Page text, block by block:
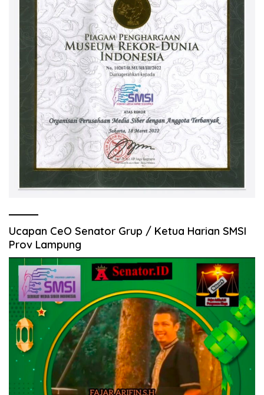
Ucapan CeO Senator Grup / Ketua Harian SMSI
Prov Lampung